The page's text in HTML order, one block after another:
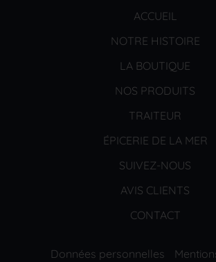
ACCUEIL
NOTRE HISTOIRE
LA BOUTIQUE
NOS PRODUITS
TRAITEUR
ÉPICERIE DE LA MER
SUIVEZ-NOUS
AVIS CLIENTS
CONTACT
Données personnelles